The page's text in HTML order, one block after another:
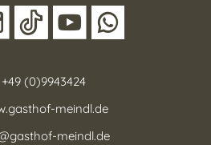
+49 (0)9943424
meindl.de
meindl.de